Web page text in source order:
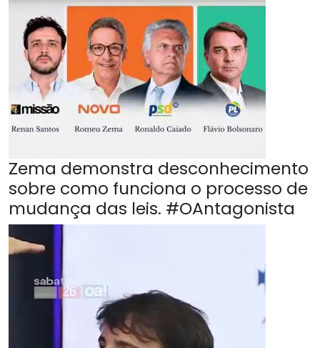
Zema demonstra desconhecimento
sobre como funciona o processo de
mudança das leis. #OAntagonista